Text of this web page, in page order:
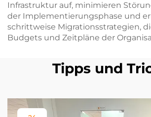
Infrastruktur auf, minimieren
der Implementierungsphase und
schrittweise Migrationsstrategien,
Budgets und Zeitpläne der
Tipps und